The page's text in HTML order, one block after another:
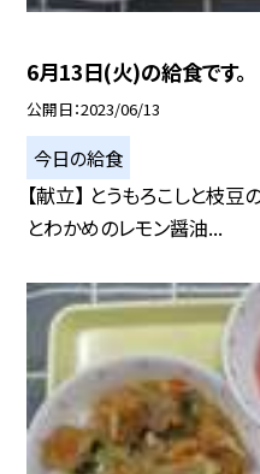
6月13日(火)の給食です。
公開日 2023/06/13
今日の給食
【献立】 とうもろこしと枝
とわかめのレモン醤油...